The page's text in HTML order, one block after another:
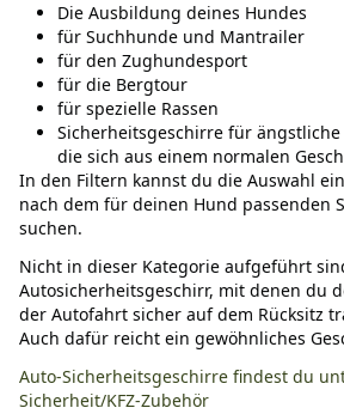
Die Ausbildung deines Hundes
für Suchhunde und Mantrailer
für den Zughundesport
für die Bergtour
für spezielle Rassen
Sicherheitsgeschirre für
die sich aus einem normalen
In den Filtern kannst du die Auswahl
nach dem für deinen Hund passenden
suchen.
Nicht in dieser Kategorie aufgeführt
Autosicherheitsgeschirr, mit denen du
der Autofahrt sicher auf dem Rücksitz
Auch dafür reicht ein gewöhnliches
Auto-Sicherheitsgeschirre findest du
Sicherheit/KFZ-Zubehör